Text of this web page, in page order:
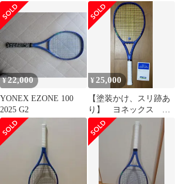
ト G2
¥22,000
YONEX EZONE 100
2025 G2
¥25,000
【塗装かけ、スリ跡あ
り】 ヨネックス イ
ーゾーン100ツアー グ
リップ2